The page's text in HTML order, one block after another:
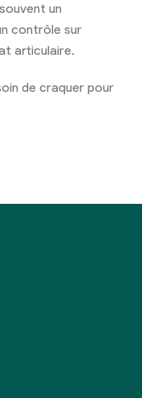
un
contrôle sur
articulaire.
de craquer pour